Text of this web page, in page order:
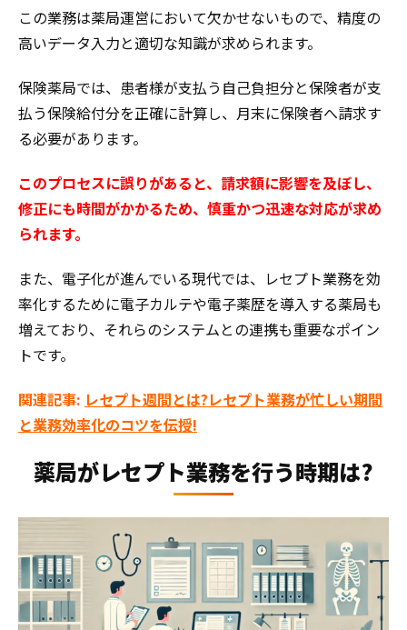
この業務は薬局運営において欠かせないもので、精度の
高いデータ入力と適切な知識が求められます。
保険薬局では、患者様が支払う自己負担分と保険者が支
払う保険給付分を正確に計算し、月末に保険者へ請求す
る必要があります。
このプロセスに誤りがあると、請求額に影響を及ぼし、
修正にも時間がかかるため、慎重かつ迅速な対応が求め
られます。
また、電子化が進んでいる現代では、レセプト業務を効
率化するために電子カルテや電子薬歴を導入する薬局も
増えており、それらのシステムとの連携も重要なポイン
トです。
関連記事: レセプト週間とは?レセプト業務が忙しい期間
と業務効率化のコツを伝授!
薬局がレセプト業務を行う時期は?